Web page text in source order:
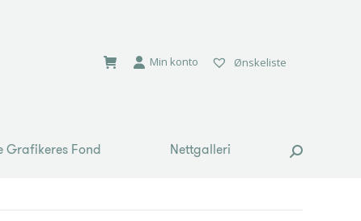
Min konto Ønskeliste
Grafikeres Fond Nettgalleri Search: